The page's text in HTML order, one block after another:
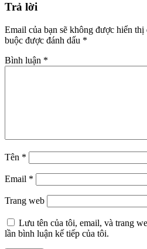
Trả lời
Email của bạn sẽ không được hiển thị
buộc được đánh dấu *
Bình luận *
Tên *
Email *
Trang web
Lưu tên của tôi, email, và trang
lần bình luận kế tiếp của tôi.